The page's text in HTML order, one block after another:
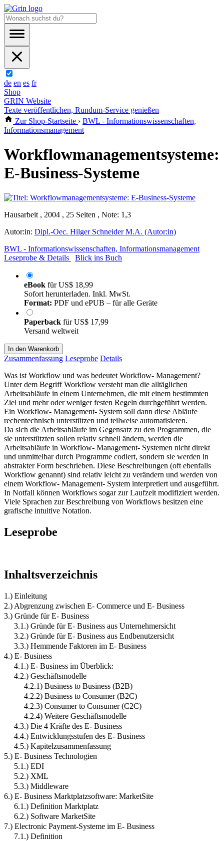
de en es fr
Shop
GRIN Website
Texte veröffentlichen, Rundum-Service genießen
Zur Shop-Startseite › BWL - Informationswissenschaften,
Informationsmanagement
Workflowmanagementsysteme:
E-Business-Systeme
Hausarbeit , 2004 , 25 Seiten , Note: 1,3
Autor:in: Dipl.-Oec. Hilger Schneider M.A. (Autor:in)
BWL - Informationswissenschaften, Informationsmanagement
Leseprobe & Details
Blick ins Buch
eBook fürUS$ 18,99
Sofort herunterladen. Inkl. MwSt.
Format: PDF und ePUB – für alle Geräte
Paperback fürUS$ 17,99
Versand weltweit
In den Warenkorb
Zusammenfassung Leseprobe Details
Was ist Workflow und was bedeutet Workflow- Management?
Unter dem Begriff Workflow versteht man die alltäglichen
Arbeitsabläufe in einem Unternehmen, die mit einem bestimmten
Ziel und mehr oder weniger festen Regeln durchgeführt werden.
Ein Workflow- Management- System soll dann diese Abläufe
rechentechnisch unterstützen und teilweise automatisieren.
Da sich die Arbeitsabläufe im Gegensatz zu den Programmen, die
sie unterstützten sollen relativ schnell ändern, werden die
Arbeitsabläufe in Workflow- Management- Systemen nicht direkt
und unmittelbar durch Programme codiert, sondern sie werden in
abstrakter Form beschrieben. Diese Beschreibungen (oft ebenfalls
Workflow genannt) sind relativ leicht zu verändern und werden von
einem Workflow- Management- System interpretiert und ausgeführt.
In Notfall können Workflows sogar zur Laufzeit modifiziert werden.
Viele Sprachen zur Beschreibung von Workflows besitzen eine
grafische intuitive Notation.
Leseprobe
Inhaltsverzeichnis
1.) Einleitung
2.) Abgrenzung zwischen E- Commerce und E- Business
3.) Gründe für E- Business
3.1.) Gründe für E- Business aus Unternehmersicht
3.2.) Gründe für E- Business aus Endbenutzersicht
3.3.) Hemmende Faktoren im E- Business
4.) E- Business
4.1.) E- Business im Überblick:
4.2.) Geschäftsmodelle
4.2.1) Business to Business (B2B)
4.2.2) Business to Consumer (B2C)
4.2.3) Consumer to Consumer (C2C)
4.2.4) Weitere Geschäftsmodelle
4.3.) Die 4 Kräfte des E- Business
4.4.) Entwicklungsstufen des E- Business
4.5.) Kapitelzusammenfassung
5.) E- Business Technologien
5.1.) EDI
5.2.) XML
5.3.) Middleware
6.) E- Business Marktplatzsoftware: MarketSite
6.1.) Definition Marktplatz
6.2.) Software MarketSite
7.) Electronic Payment-Systeme im E- Business
7.1.) Definition